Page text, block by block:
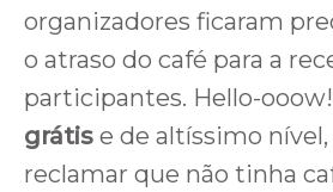
organizadores ficaram
o atraso do café para a
participantes. Hello-
grátis e de altíssimo
reclamar que não tinha